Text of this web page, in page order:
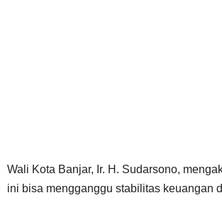
Wali Kota Banjar, Ir. H. Sudarsono,
ini bisa mengganggu stabilitas keuangan